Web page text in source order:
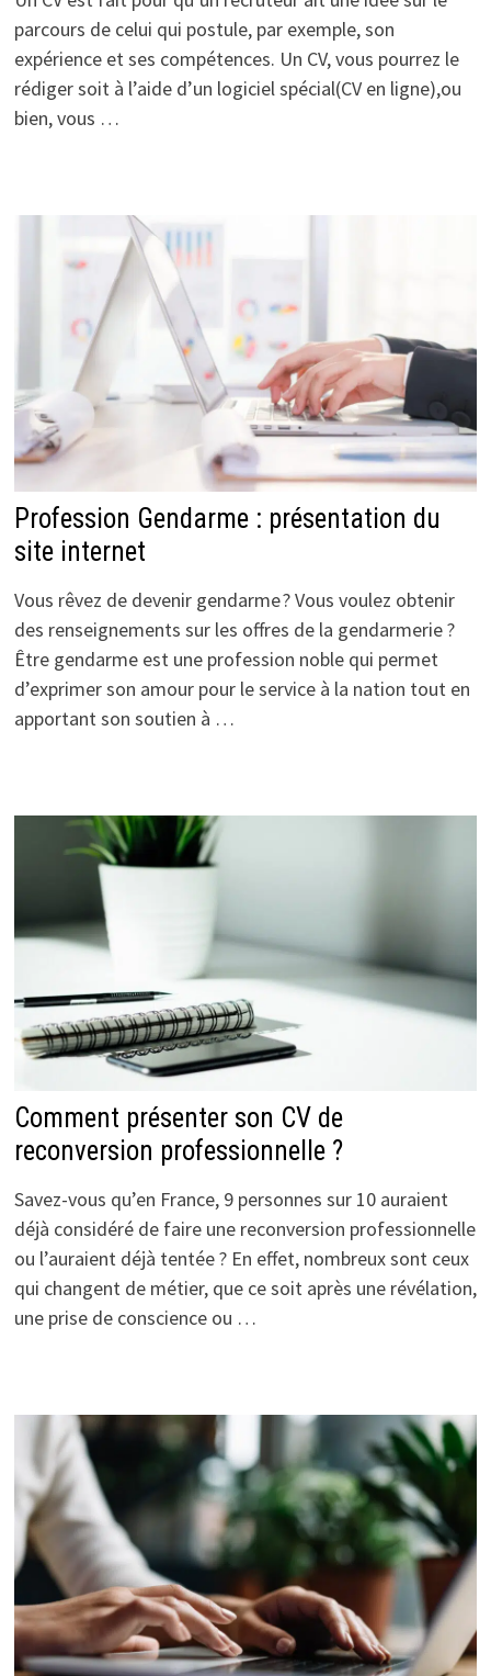
parcours de celui qui postule, par exemple, son
expérience et ses compétences. Un CV, vous pourrez le
rédiger soit à l’aide d’un logiciel spécial(CV en ligne),ou
bien, vous …
Profession Gendarme : présentation du
site internet
Vous rêvez de devenir gendarme ? Vous voulez obtenir
des renseignements sur les offres de la gendarmerie ?
Être gendarme est une profession noble qui permet
d’exprimer son amour pour le service à la nation tout en
apportant son soutien à …
Comment présenter son CV de
reconversion professionnelle ?
Savez-vous qu’en France, 9 personnes sur 10 auraient
déjà considéré de faire une reconversion professionnelle
ou l’auraient déjà tentée ? En effet, nombreux sont ceux
qui changent de métier, que ce soit après une révélation,
une prise de conscience ou …